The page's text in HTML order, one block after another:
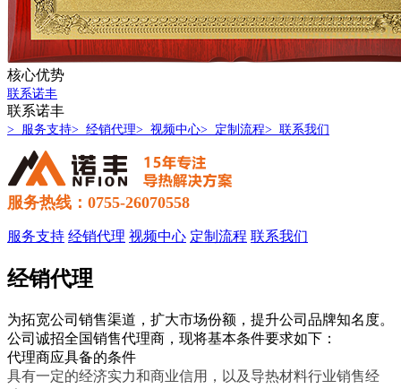
核心优势
联系诺丰
联系诺丰
> 服务支持> 经销代理> 视频中心> 定制流程> 联系我们
服务热线：0755-26070558
服务支持 经销代理 视频中心 定制流程 联系我们
经销代理
为拓宽公司销售渠道，扩大市场份额，提升公司品牌知名度。
公司诚招全国销售代理商，现将基本条件要求如下：
代理商应具备的条件
具有一定的经济实力和商业信用，以及导热材料行业销售经